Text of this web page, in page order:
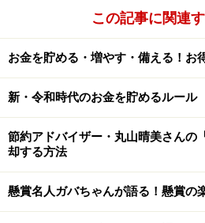
物価高の影響について「食費が
100円に変えた。外食もたまに
ソリンも高いので、なるべく歩
うにしている」と話しています。
今後のボーナス額のゆくえにつ
かったことはないが、このご時
ので不安」と語られていました。
※夏ボーナスに関するエピソー
この記事に関連
お金を貯める・増やす・備える！お
新・令和時代のお金を貯めるルール
節約アドバイザー・丸山晴美さんの
却する方法
懸賞名人ガバちゃんが語る！懸賞の